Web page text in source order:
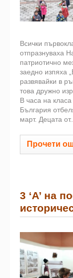
Всички
отпразнуваха
патриотично
заедно изпяха
развявайки в
това дружно
В часа на
България
март. Децата
Прочети
3 ‘А’ на